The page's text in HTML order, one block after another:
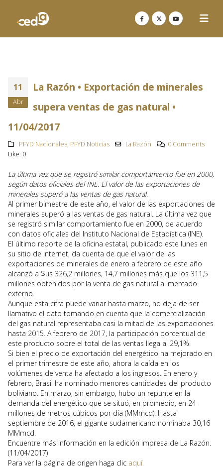
11
Abr
La Razón • Exportación de minerales
supera ventas de gas natural •
11/04/2017
PFYD Nacionales, PFYD Noticias La Razón
0 Comments
Like: 0
La última vez que se registró similar comportamiento fue en 2000,
según datos oficiales del INE. El valor de las exportaciones de
minerales superó a las ventas de gas natural.
Al primer bimestre de este año, el valor de las exportaciones de
minerales superó a las ventas de gas natural. La última vez que
se registró similar comportamiento fue en 2000, de acuerdo
con datos oficiales del Instituto Nacional de Estadística (INE).
El último reporte de la oficina estatal, publicado este lunes en
su sitio de internet, da cuenta de que el valor de las
exportaciones de minerales de enero a febrero de este año
alcanzó a $us 326,2 millones, 14,7 millones más que los 311,5
millones obtenidos por la venta de gas natural al mercado
externo.
Aunque esta cifra puede variar hasta marzo, no deja de ser
llamativo el dato tomando en cuenta que la comercialización
del gas natural representaba casi la mitad de las exportaciones
hasta 2015. A febrero de 2017, la participación porcentual de
este producto sobre el total de las ventas llega al 29,1%.
Si bien el precio de exportación del energético ha mejorado en
el primer trimestre de este año, ahora la caída en los
volúmenes de venta ha afectado a los ingresos. En enero y
febrero, Brasil ha nominado menores cantidades del producto
boliviano. En marzo, sin embargo, hubo un repunte en la
demanda del energético que se situó, en promedio, en 24
millones de metros cúbicos por día (MMmcd). Hasta
septiembre de 2016, el gigante sudamericano nominaba 30,16
MMmcd.
Encuentre más información en la edición impresa de La Razón.
(11/04/2017)
Para ver la página de origen haga clic aquí.